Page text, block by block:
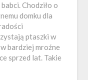
Chodziło o
domku dla
ptaszki w
bardziej mroźne
sprzed lat. Takie